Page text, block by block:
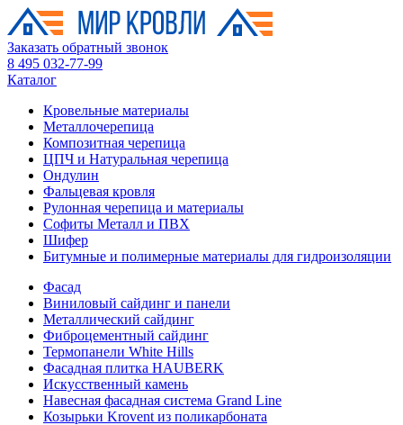
Заказать обратный звонок
8 495 032-77-99
Каталог
Кровельные материалы
Металлочерепица
Композитная черепица
ЦПЧ и Натуральная черепица
Ондулин
Фальцевая кровля
Рулонная черепица и материалы
Софиты Металл и ПВХ
Шифер
Битумные и полимерные материалы для гидроизоляции
Фасад
Виниловый сайдинг и панели
Металлический сайдинг
Фиброцементный сайдинг
Термопанели White Hills
Фасадная плитка HAUBERK
Искусственный камень
Навесная фасадная система Grand Line
Козырьки Krovent из поликарбоната